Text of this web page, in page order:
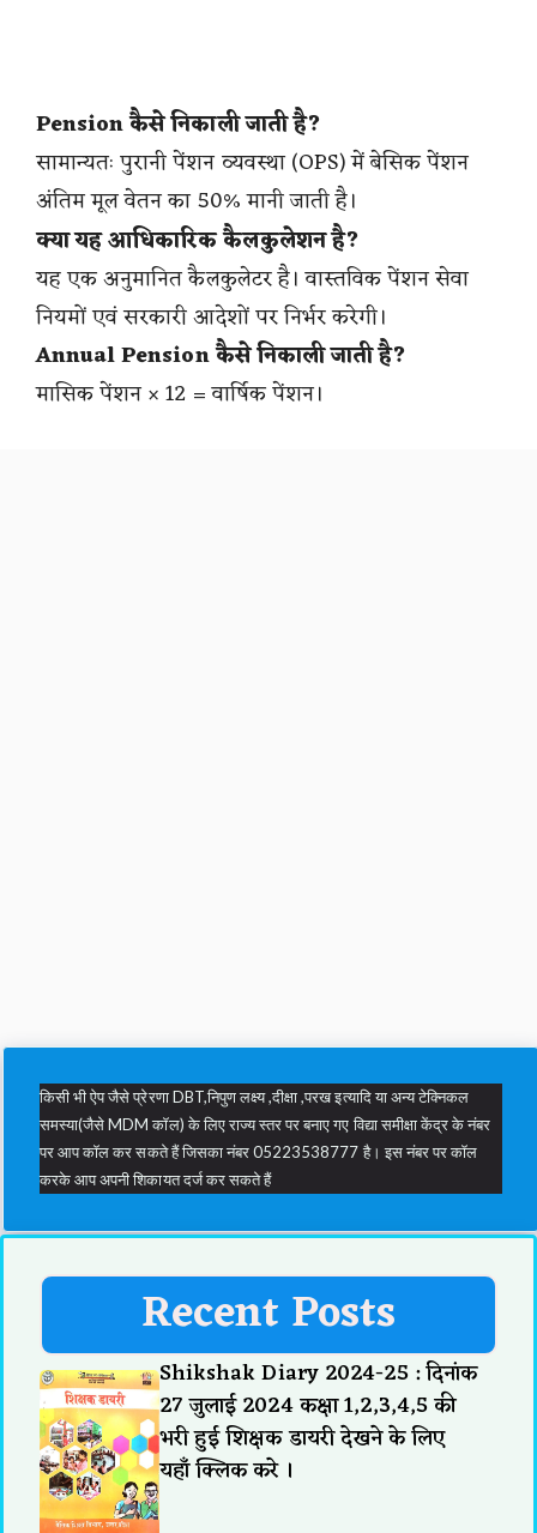
Pension कैसे निकाली जाती है?
सामान्यतः पुरानी पेंशन व्यवस्था (OPS) में बेसिक पेंशन
अंतिम मूल वेतन का 50% मानी जाती है।
क्या यह आधिकारिक कैलकुलेशन है?
यह एक अनुमानित कैलकुलेटर है। वास्तविक पेंशन सेवा
नियमों एवं सरकारी आदेशों पर निर्भर करेगी।
Annual Pension कैसे निकाली जाती है?
मासिक पेंशन × 12 = वार्षिक पेंशन।
किसी भी ऐप जैसे प्रेरणा DBT,निपुण लक्ष्य ,दीक्षा ,परख इत्यादि या अन्य टेक्निकल
समस्या(जैसे MDM कॉल) के लिए राज्य स्तर पर बनाए गए विद्या समीक्षा केंद्र के नंबर
पर आप कॉल कर सकते हैं जिसका नंबर 05223538777 है। इस नंबर पर कॉल
करके आप अपनी शिकायत दर्ज कर सकते हैं
Recent Posts
Shikshak Diary 2024-25 : दिनांक
27 जुलाई 2024 कक्षा 1,2,3,4,5 की
भरी हुई शिक्षक डायरी देखने के लिए
यहाँ क्लिक करे ।